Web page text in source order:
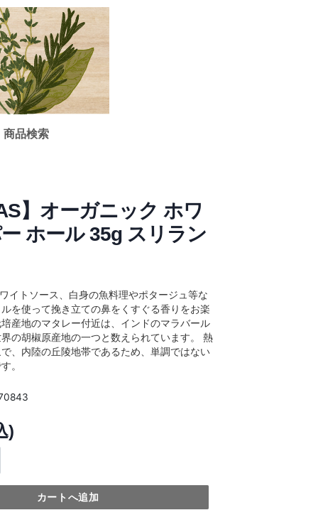
商品検索
】オーガニック ホワ
ホール 35g スリラン
イトソース、白身の魚料理やポタージュ等な
を使って挽き立ての鼻をくすぐる香りをお楽
産地のマタレー付近は、インドのマラバール
の胡椒原産地の一つと数えられています。 熱
、内陸の丘陵地帯であるため、単調ではない
。
)
カートへ追加